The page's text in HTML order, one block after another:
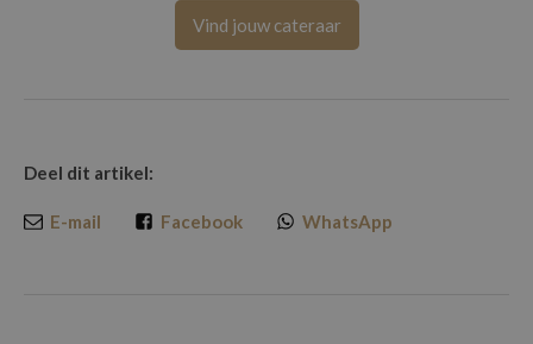
Vind jouw cateraar
Deel dit artikel:
E-mail Facebook WhatsApp